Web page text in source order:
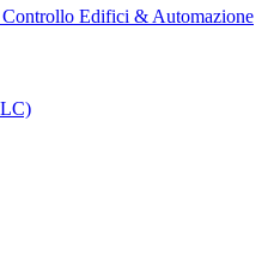
Controllo Edifici & Automazione